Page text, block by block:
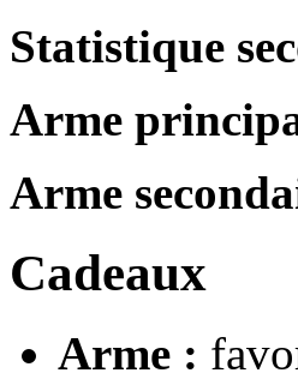
Statistique
Arme
Arme
Cadeaux
Arme :